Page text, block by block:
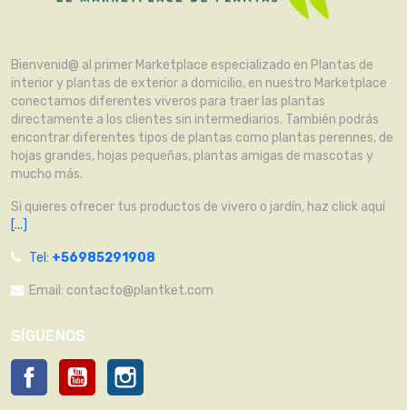
Bienvenid@ al primer Marketplace especializado en Plantas de
interior y plantas de exterior a domicilio, en nuestro Marketplace
conectamos diferentes viveros para traer las plantas
directamente a los clientes sin intermediarios. También podrás
encontrar diferentes tipos de plantas como plantas perennes, de
hojas grandes, hojas pequeñas, plantas amigas de mascotas y
mucho más.
Si quieres ofrecer tus productos de vivero o jardín, haz click aquí
[...]
Tel: +56985291908
Email: contacto@plantket.com
SÍGUENOS
Facebook YouTube